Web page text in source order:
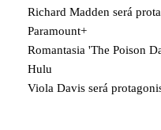
Richard Madden será
Paramount+
Romantasia 'The Poison
Hulu
Viola Davis será